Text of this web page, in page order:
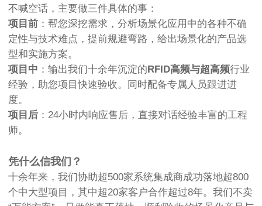
不喊空话，主要做三件具体的事：
项目前 ：帮您深挖需求，分析场景化应用中的各种不确
定性与技术难点，提前规避弯路，给出场景化的产品选
型和实施方案。
项目中 ：输出我们十余年沉淀的RFID高频与超高频行业
经验，助您项目快速验收。同时配备专属人员跟进进
度。
项目后 ：24小时内响应售后，直接对话经验丰富的工程
师。
凭什么信我们？
十余年来，我们协助超500家系统集成商成功落地超800
个中大型项目，其中超20家客户合作超过8年。我们不卖